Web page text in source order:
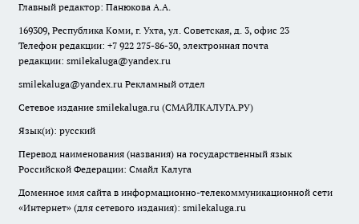
Главный редактор: Панюкова А.А.
169309, Республика Коми, г. Ухта, ул. Советская, д. 3, офис 23
Телефон редакции: +7 922 275-86-30, электронная почта
редакции: smilekaluga@yandex.ru
smilekaluga@yandex.ru Рекламный отдел
Сетевое издание smilekaluga.ru (СМАЙЛКАЛУГА.РУ)
Язык(и): русский
Перевод наименования (названия) на государственный язык
Российской Федерации: Смайл Калуга
Доменное имя сайта в информационно-телекоммуникационной сети
«Интернет» (для сетевого издания): smilekaluga.ru